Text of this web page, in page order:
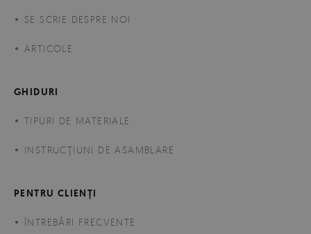
SE SCRIE DESPRE NOI
ARTICOLE
GHIDURI
TIPURI DE MATERIALE
INSTRUCŢIUNI DE ASAMBLARE
PENTRU CLIENȚI
ÎNTREBĂRI FRECVENTE